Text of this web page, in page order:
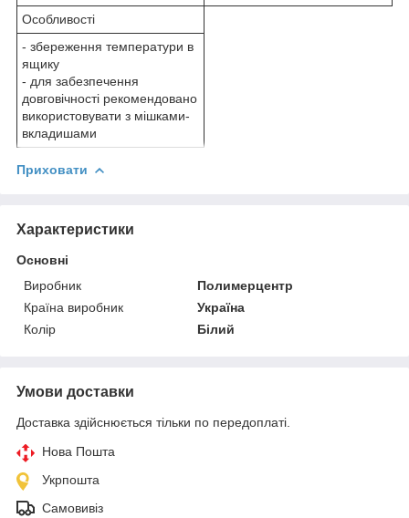
Особливості
- збереження температури в
ящику
- для забезпечення
довговічності рекомендовано
використовувати з мішками-
вкладишами
Приховати
Характеристики
Основні
Виробник
Полимерцентр
Країна виробник
Україна
Колір
Білий
Умови доставки
Доставка здійснюється тільки по передоплаті.
Нова Пошта
Укрпошта
Самовивіз